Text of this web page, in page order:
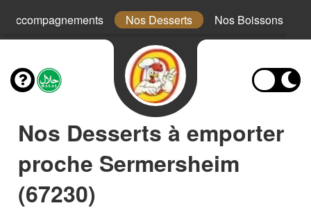
Accompagnements Nos Desserts Nos Boissons
Nos Desserts à emporter
proche Sermersheim
(67230)